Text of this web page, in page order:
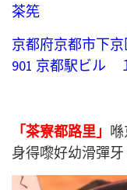
茶筅
京都府京都市下
901 京都駅ビル
「茶寮都路里」
身得嚟好幼滑彈牙